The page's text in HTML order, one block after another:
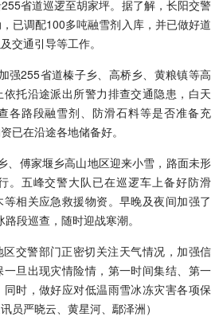
省道巡逻至胡家坪。据了解，长阳交警
已调配100多吨融雪剂入库，并已做好道
交通引导等工作。
强255省道榛子乡、高桥乡、黄粮镇等高
托沿途派出所警力排查交通隐患，白天
各路段融雪剂、防滑石料等是否准备充
已在沿途各地储备好。
、傅家堰乡高山地区迎来小雪，路面未形
。五峰交警大队已在巡逻车上备好防滑
相关应急救援物资。早晚及夜间加强了
段巡查，随时迎战寒潮。
区交警部门正密切关注天气情况，加强信
旦出现灾情险情，第一时间集结、第一
时，做好应对低温雨雪冰冻灾害各项保
员严晓云、黄星河、鄢泽洲）